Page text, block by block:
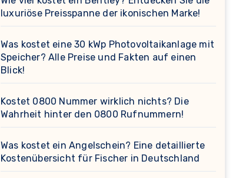
luxuriöse Preisspanne der ikonischen Marke!
Was kostet eine 30 kWp Photovoltaikanlage mit
Speicher? Alle Preise und Fakten auf einen
Blick!
Kostet 0800 Nummer wirklich nichts? Die
Wahrheit hinter den 0800 Rufnummern!
Was kostet ein Angelschein? Eine detaillierte
Kostenübersicht für Fischer in Deutschland